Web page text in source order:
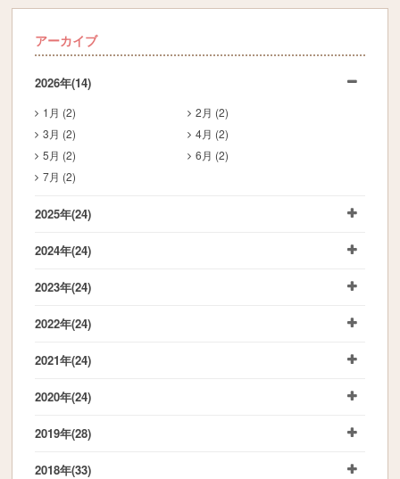
アーカイブ
2026年(14)
1月 (2)
2月 (2)
3月 (2)
4月 (2)
5月 (2)
6月 (2)
7月 (2)
2025年(24)
2024年(24)
2023年(24)
2022年(24)
2021年(24)
2020年(24)
2019年(28)
2018年(33)